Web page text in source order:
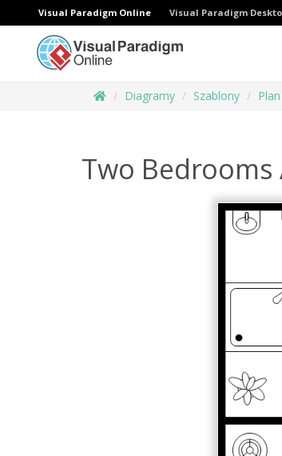
Visual Paradigm Online Visual Paradigm
Diagramy Szablony
Two